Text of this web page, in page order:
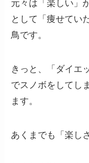
元々は「楽しい」
として「痩せてい
鳥です。
きっと、「ダイエ
でスノボをしてし
ます。
あくまでも「楽し